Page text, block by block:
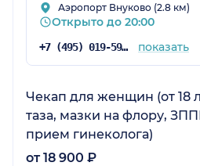
Аэропорт Внуково (2.8 км)
Открыто до 20:00
+7 (495) 019-59-69 показать
Чекап для женщин (от 18
таза, мазки на флору,
прием гинеколога)
от 18 900 ₽